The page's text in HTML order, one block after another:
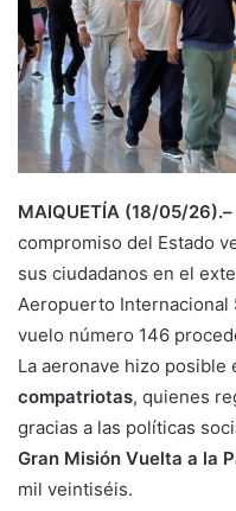
MAIQUETÍA (18/05/26).–
compromiso del Estado
sus ciudadanos en el
Aeropuerto Internacional
vuelo número 146
La aeronave hizo
compatriotas, quienes
gracias a las políticas
Gran Misión Vuelta a la
mil veintiséis.